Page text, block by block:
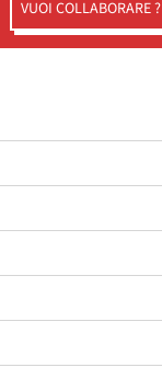
VUOI COLLABORARE ?